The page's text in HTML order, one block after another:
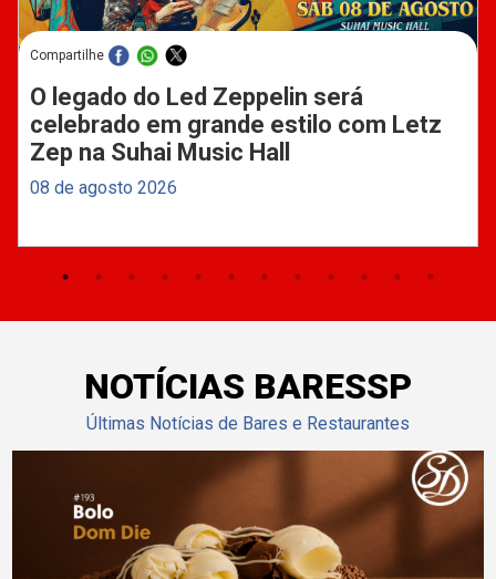
Compartilhe
O legado do Led Zeppelin será
celebrado em grande estilo com Letz
Zep na Suhai Music Hall
08 de agosto 2026
NOTÍCIAS BARESSP
Últimas Notícias de Bares e Restaurantes